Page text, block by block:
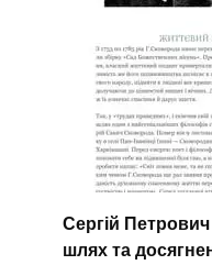
Сергій
шлях та